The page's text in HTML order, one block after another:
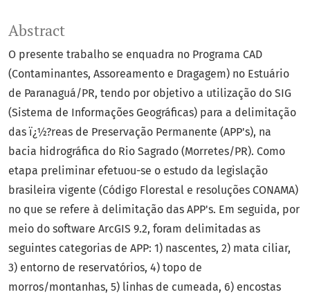
Abstract
O presente trabalho se enquadra no Programa CAD
(Contaminantes, Assoreamento e Dragagem) no Estuário
de Paranaguá/PR, tendo por objetivo a utilização do SIG
(Sistema de Informações Geográficas) para a delimitação
das ï¿½?reas de Preservação Permanente (APP's), na
bacia hidrográfica do Rio Sagrado (Morretes/PR). Como
etapa preliminar efetuou-se o estudo da legislação
brasileira vigente (Código Florestal e resoluções CONAMA)
no que se refere à delimitação das APP's. Em seguida, por
meio do software ArcGIS 9.2, foram delimitadas as
seguintes categorias de APP: 1) nascentes, 2) mata ciliar,
3) entorno de reservatórios, 4) topo de
morros/montanhas, 5) linhas de cumeada, 6) encostas